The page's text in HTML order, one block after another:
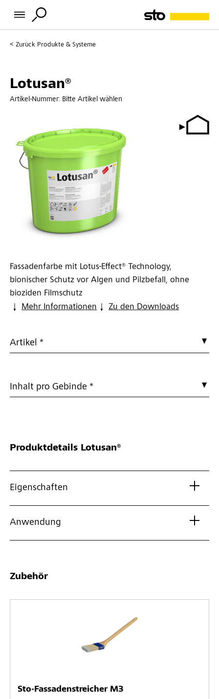
Zurück Produkte & Systeme
Lotusan®
Artikel-Nummer: Bitte Artikel wählen
Fassadenfarbe mit Lotus-Effect® Technology,
bionischer Schutz vor Algen und Pilzbefall, ohne
bioziden Filmschutz
Mehr Informationen
Zu den Downloads
Artikel *
Inhalt pro Gebinde *
Produktdetails Lotusan®
Eigenschaften
Anwendung
Zubehör
Sto-Fassadenstreicher M3